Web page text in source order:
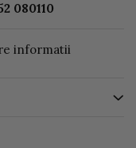
080110
informatii